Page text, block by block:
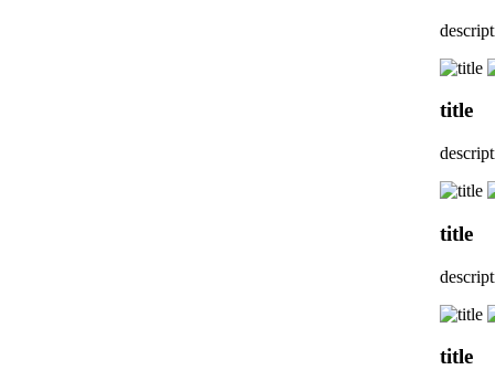
title
title
title